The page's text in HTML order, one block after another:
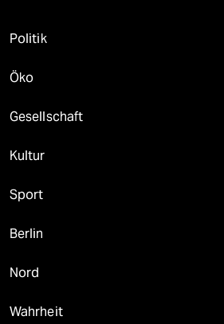
Politik
Öko
Gesellschaft
Kultur
Sport
Berlin
Nord
Wahrheit